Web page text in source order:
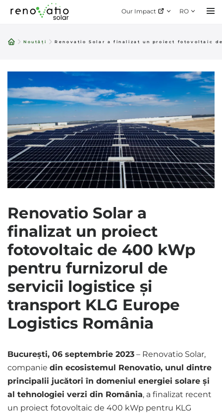
to
Our Impact RO
Noutăți Renovatio Solar a finalizat un proiect fotovoltaic
Renovatio Solar a
finalizat un proiect
fotovoltaic de 400 kWp
pentru furnizorul de
servicii logistice și
transport KLG Europe
Logistics România
București, 06 septembrie 2023 – Renovatio Solar,
companie din ecosistemul Renovatio, unul dintre
principalii jucători în domeniul energiei solare și
al tehnologiei verzi din România, a finalizat recent
un proiect fotovoltaic de 400 kWp pentru KLG